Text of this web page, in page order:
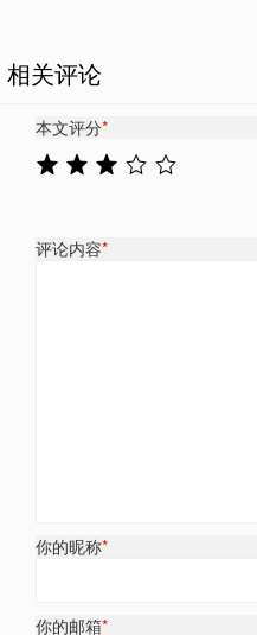
相关评论
本文评分*
评论内容*
你的昵称*
你的邮箱*